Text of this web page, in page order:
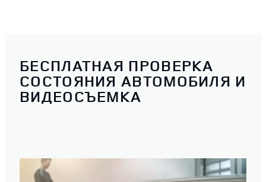
БЕСПЛАТНАЯ ПРОВЕРКА
СОСТОЯНИЯ АВТОМОБИЛЯ И
ВИДЕОСЪЕМКА